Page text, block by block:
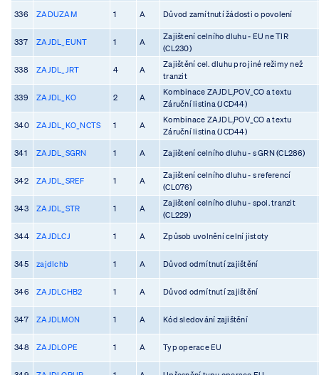
336 ZADUZAM 1 A Důvod zamítnutí žádosti o povolení
337 ZAJDL_EUNT 1 A
Zajištení celního dluhu - EU ne TIR
(CL230)
338 ZAJDL_JRT 4 A
Zajištění cel. dluhu pro jiné režimy než
tranzit
339 ZAJDL_KO 2 A
Kombinace ZAJDL,POV_CO a textu
Záruční listina (JCD44)
340 ZAJDL_KO_NCTS 1 A
Kombinace ZAJDL,POV_CO a textu
Záruční listina (JCD44)
341 ZAJDL_SGRN 1 A Zajištení celního dluhu - s GRN (CL286)
342 ZAJDL_SREF 1 A
Zajištení celního dluhu - s referencí
(CL076)
343 ZAJDL_STR 1 A
Zajištení celního dluhu - spol. tranzit
(CL229)
344 ZAJDLCJ 1 A Způsob uvolnění celní jistoty
345 zajdlchb 1 A Důvod odmítnutí zajištění
346 ZAJDLCHB2 1 A Důvod odmítnutí zajištění
347 ZAJDLMON 1 A Kód sledování zajištění
348 ZAJDLOPE 1 A Typ operace EU